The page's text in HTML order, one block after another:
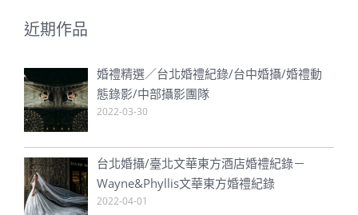
近期作品
婚禮精選／台北婚禮紀錄/台中婚攝/婚禮動
態錄影/中部攝影團隊
台北婚攝/臺北文華東方酒店婚禮紀錄－
Wayne&Phyllis文華東方婚禮紀錄